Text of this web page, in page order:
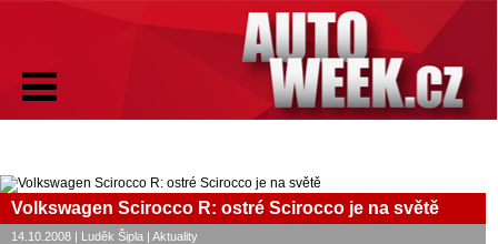
Volkswagen Scirocco R: ostré Scirocco je na světě
14.10.2008 | Luděk Šipla | Aktuality